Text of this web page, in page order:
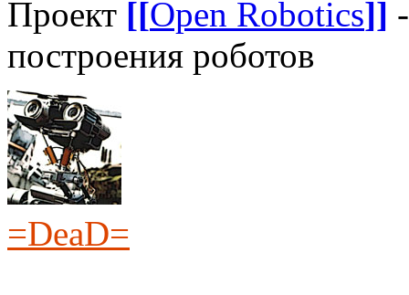
Проект [[Open Robotics]]
построения роботов
=DeaD=